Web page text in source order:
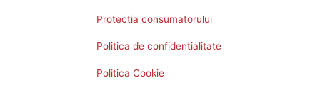
Protectia consumatorului
Politica de confidentialitate
Politica Cookie